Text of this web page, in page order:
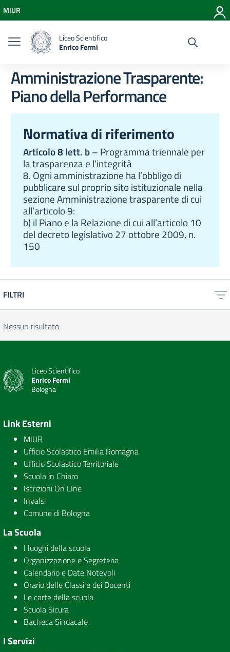
Vai al menu di navigazione
Vai al footer
MIUR
Liceo Scientifico
Enrico Fermi
Amministrazione Trasparente:
Piano della Performance
Normativa di riferimento
Articolo 8 lett. b– Programma triennale per
la trasparenza e l’integrità
8. Ogni amministrazione ha l’obbligo di
pubblicare sul proprio sito istituzionale nella
sezione Amministrazione trasparente di cui
all’articolo 9:
b) il Piano e la Relazione di cui all’articolo 10
del decreto legislativo 27 ottobre 2009, n.
150
FILTRI
Nessun risultato
Liceo Scientifico
Enrico Fermi
Bologna
Link Esterni
MIUR
Ufficio Scolastico Emilia Romagna
Ufficio Scolastico Territoriale
Scuola in Chiaro
Iscrizioni On LIne
Invalsi
Comune di Bologna
La Scuola
I luoghi della scuola
Organizzazione e Segreteria
Calendario e Date Notevoli
Orario delle Classi e dei Docenti
Le carte della scuola
Scuola Sicura
Bacheca Sindacale
I Servizi